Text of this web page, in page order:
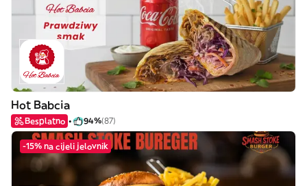
Hot Babcia
Besplatno 94%(87)
-15% na cijeli jelovnik